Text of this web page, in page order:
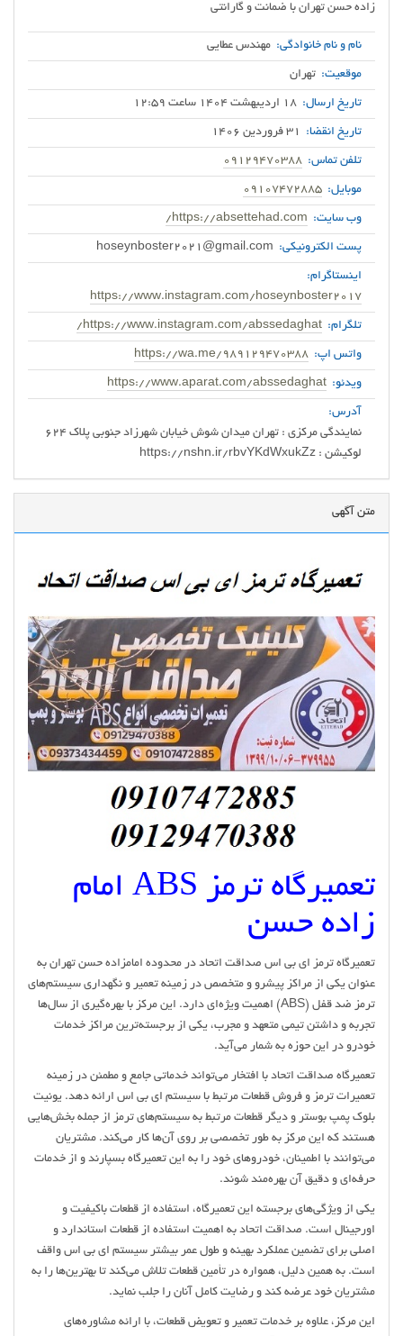
زاده حسن تهران با ضمانت و گارانتی
نام و نام خانوادگی: مهندس عطایی
موقعیت: تهران
تاریخ ارسال: 18 اردیبهشت 1404 ساعت 12:59
تاریخ انقضا: 31 فروردین 1406
تلفن تماس: 09129470388
موبایل: 09107472885
وب سایت: https://absettehad.com/
پست الکترونیکی: hoseynboster2021@gmail.com
اینستاگرام:
https://www.instagram.com/hoseynboster2017
تلگرام: https://www.instagram.com/abssedaghat/
واتس اپ: https://wa.me/989129470388
ویدئو: https://www.aparat.com/abssedaghat
آدرس:
لوکیشن : https://nshn.ir/rbvYKdWxukZz
متن آگهی
تعمیرگاه ترمز ABS امام
زاده حسن
تعمیرگاه ترمز ای بی اس صداقت اتحاد در محدوده امامزاده حسن تهران به
عنوان یکی از مراکز پیشرو و متخصص در زمینه تعمیر و نگهداری سیستم‌های
ترمز ضد قفل (ABS) اهمیت ویژه‌ای دارد. این مرکز با بهره‌گیری از سال‌ها
تجربه و داشتن تیمی متعهد و مجرب، یکی از برجسته‌ترین مراکز خدمات
خودرو در این حوزه به شمار می‌آید.
تعمیرگاه صداقت اتحاد با افتخار می‌تواند خدماتی جامع و مطمئن در زمینه
تعمیرات ترمز و فروش قطعات مرتبط با سیستم ای بی اس ارائه دهد. یونیت
بلوک پمپ بوستر و دیگر قطعات مرتبط به سیستم‌های ترمز از جمله بخش‌هایی
هستند که این مرکز به طور تخصصی بر روی آن‌ها کار می‌کند. مشتریان
می‌توانند با اطمینان، خودروهای خود را به این تعمیرگاه بسپارند و از خدمات
حرفه‌ای و دقیق آن بهره‌مند شوند.
یکی از ویژگی‌های برجسته این تعمیرگاه، استفاده از قطعات باکیفیت و
اورجینال است. صداقت اتحاد به اهمیت استفاده از قطعات استاندارد و
اصلی برای تضمین عملکرد بهینه و طول عمر بیشتر سیستم ای بی اس واقف
است. به همین دلیل، همواره در تأمین قطعات تلاش می‌کند تا بهترین‌ها را به
مشتریان خود عرضه کند و رضایت کامل آنان را جلب نماید.
این مرکز، علاوه بر خدمات تعمیر و تعویض قطعات، با ارائه مشاوره‌های